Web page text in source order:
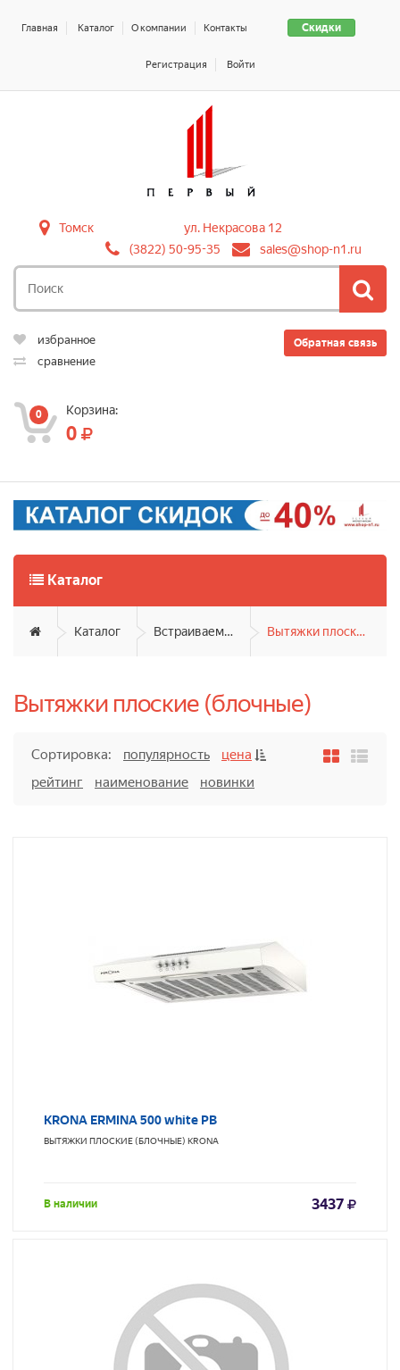
Скидки
Главная Каталог О компании Контакты
Регистрация Войти
Томск
ул. Некрасова 12
(3822) 50-95-35
sales@shop-n1.ru
Обратная связь
избранное
сравнение
0 Корзина:
0
Каталог
Каталог Встраиваемая техника Вытяжки плоские (блочные)
Вытяжки плоские (блочные)
Сортировка: популярность
цена
рейтинг
наименование новинки
KRONA ERMINA 500 white PB
ВЫТЯЖКИ ПЛОСКИЕ (БЛОЧНЫЕ) KRONA
В наличии 3437